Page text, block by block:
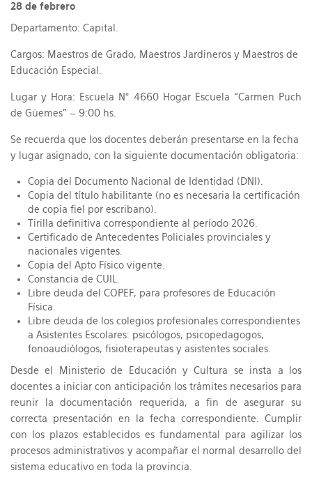
28 de febrero
Departamento: Capital.
Cargos: Maestros de Grado, Maestros Jardineros y Maestros de
Educación Especial.
Lugar y Hora: Escuela N° 4660 Hogar Escuela “Carmen Puch
de Güemes” – 9:00 hs.
Se recuerda que los docentes deberán presentarse en la fecha
y lugar asignado, con la siguiente documentación obligatoria:
Copia del Documento Nacional de Identidad (DNI).
Copia del título habilitante (no es necesaria la certificación
de copia fiel por escribano).
Tirilla definitiva correspondiente al período 2026.
Certificado de Antecedentes Policiales provinciales y
nacionales vigentes.
Copia del Apto Físico vigente.
Constancia de CUIL.
Libre deuda del COPEF, para profesores de Educación
Física.
Libre deuda de los colegios profesionales correspondientes
a Asistentes Escolares: psicólogos, psicopedagogos,
fonoaudiólogos, fisioterapeutas y asistentes sociales.
Desde el Ministerio de Educación y Cultura se insta a los
docentes a iniciar con anticipación los trámites necesarios para
reunir la documentación requerida, a fin de asegurar su
correcta presentación en la fecha correspondiente. Cumplir
con los plazos establecidos es fundamental para agilizar los
procesos administrativos y acompañar el normal desarrollo del
sistema educativo en toda la provincia.